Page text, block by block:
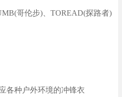
哥伦步)、TOREAD(探路者)